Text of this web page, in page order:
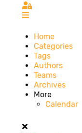
Sign In
Home
Categories
Tags
Authors
Teams
Archives
More
Calendar